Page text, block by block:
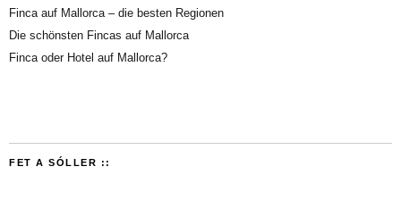
Finca auf Mallorca – die besten Regionen
Die schönsten Fincas auf Mallorca
Finca oder Hotel auf Mallorca?
FET A SÓLLER ::